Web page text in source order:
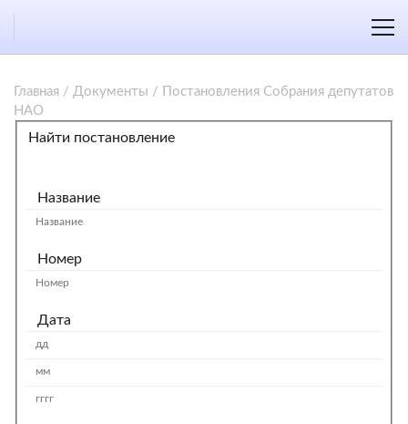
Главная / Документы /
Постановления Собрания депутатов
НАО
Найти постановление
Название
Номер
Дата